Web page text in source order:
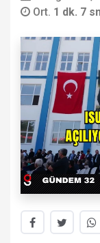
Ort. 1 dk. 7